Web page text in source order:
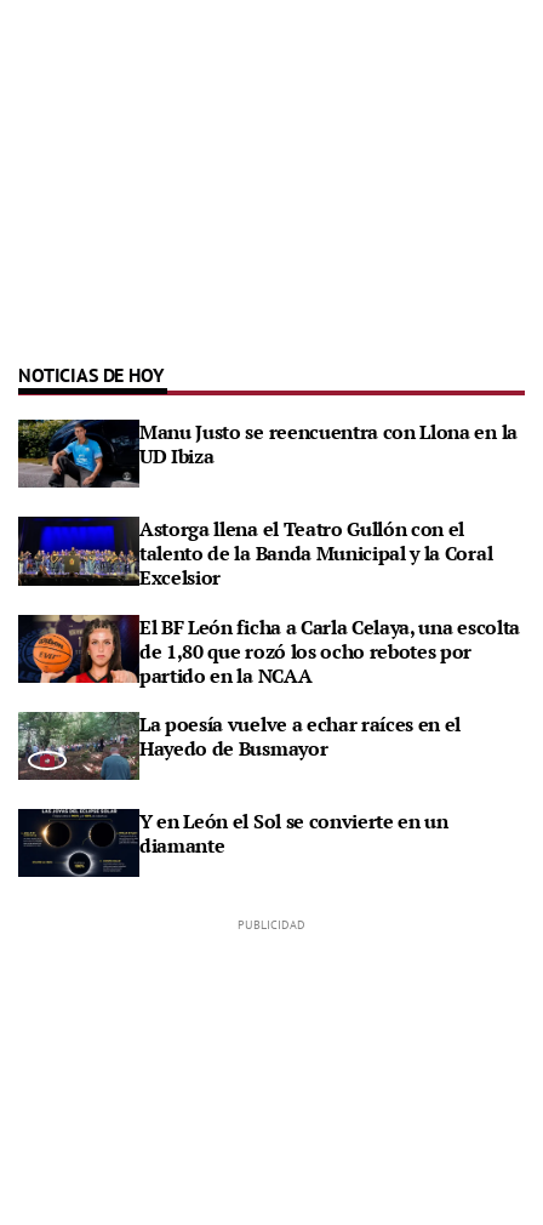
NOTICIAS DE HOY
Manu Justo se reencuentra con Llona en la
UD Ibiza
Astorga llena el Teatro Gullón con el
talento de la Banda Municipal y la Coral
Excelsior
El BF León ficha a Carla Celaya, una escolta
de 1,80 que rozó los ocho rebotes por
partido en la NCAA
La poesía vuelve a echar raíces en el
Hayedo de Busmayor
Y en León el Sol se convierte en un
diamante